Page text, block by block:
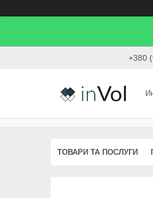
+380
ТОВАРИ ТА ПОСЛУГИ